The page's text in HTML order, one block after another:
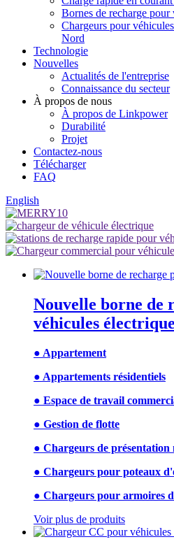
Bornes de recharge
Chargeurs pour
Nord
Technologie
Nouvelles
Actualités de l'entreprise
Connaissance du secteur
À propos de nous
À propos de Linkpower
Durabilité
Projet
Contactez-nous
Télécharger
FAQ
English
Nouvelle borne de
véhicules
● Appartement
● Appartements résidentiels
● Espace de travail
● Gestion de flotte
● Chargeurs de
● Chargeurs pour poteaux
● Chargeurs pour armoires
Voir plus de produits